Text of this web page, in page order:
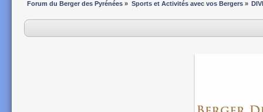
Forum du Berger des Pyrénées » Sports et Activités avec vos Bergers»